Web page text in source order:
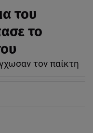
του
το
τον παίκτη